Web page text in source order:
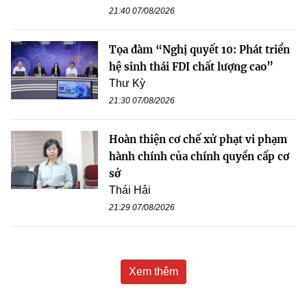
21:40 07/08/2026
Tọa đàm “Nghị quyết 10: Phát triển
hệ sinh thái FDI chất lượng cao”
Thư Kỳ
21:30 07/08/2026
Hoàn thiện cơ chế xử phạt vi phạm
hành chính của chính quyền cấp cơ
sở
Thái Hải
21:29 07/08/2026
Xem thêm